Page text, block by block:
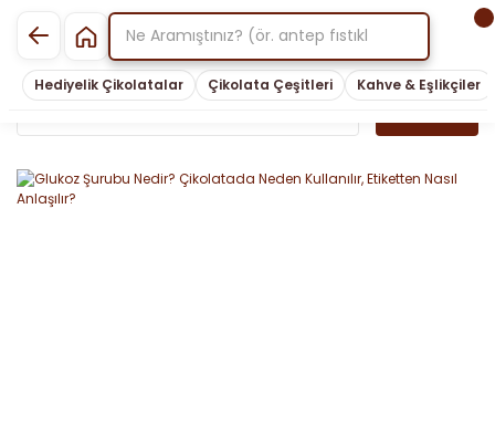
Hediyelik Çikolatalar Çikolata Çeşitleri Kahve & Eşlikçiler